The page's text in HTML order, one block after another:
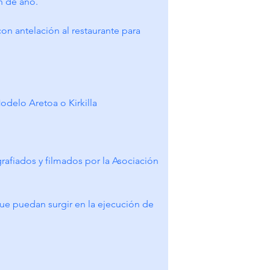
antelación al restaurante para
Aretoa o Kirkilla
y filmados por la Asociación
puedan surgir en la ejecución de